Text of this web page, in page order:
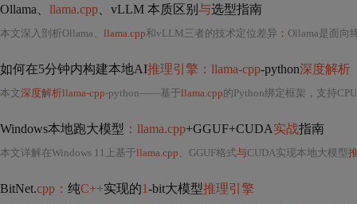
Ollama、 llama.cpp 、vLLM 本质区别 与选型指南
本文深入剖析Ollama、 llama.cpp和vLLM三者的技术定位差异 ： Ollama是面向
如何在5分钟内构建本地AI推理引擎：llama-cpp-python深度解析
本文深度解析llama-cpp-python——基于llama.cpp的Python绑定框架，支持CPU/
Windows本地跑大模型 ：llama.cpp+GGUF+CUDA实战指南
本文详解在Windows 11上基于llama.cpp 、GGUF格式与CUDA实现本地大模型
BitNet.cpp： 纯C++实现的1-bit大模型推理引擎